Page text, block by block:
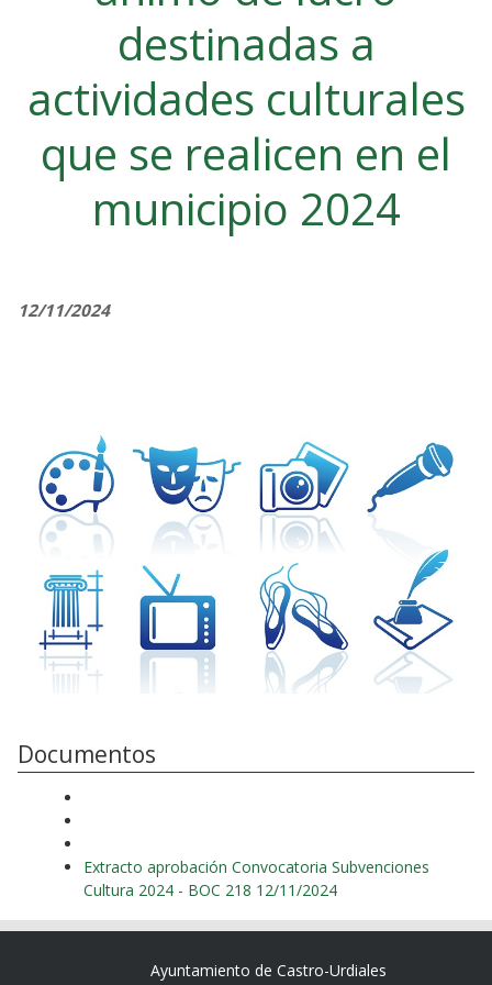
destinadas a
actividades culturales
que se realicen en el
municipio 2024
12/11/2024
Documentos
Extracto aprobación Convocatoria Subvenciones
Cultura 2024 - BOC 218 12/11/2024
Ayuntamiento de Castro-Urdiales